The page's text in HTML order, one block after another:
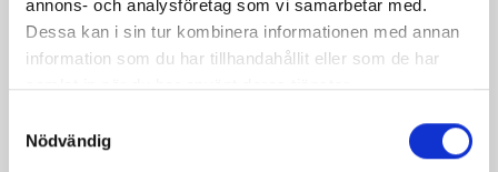
annons- och analysföretag som vi samarbetar med.
Dessa kan i sin tur kombinera informationen med annan
information som du har tillhandahållit eller som de har
samlat in när du har använt deras tjänster.
Nödvändig
Produkter i receptet: